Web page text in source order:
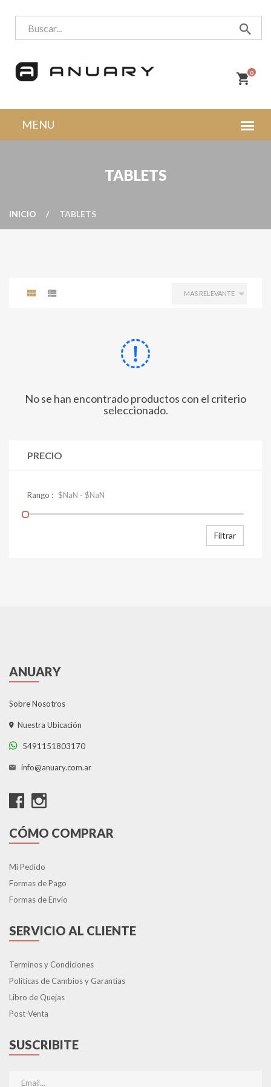
0
TABLETS
INICIO TABLETS
No se han encontrado productos con el criterio
seleccionado.
PRECIO
Filtrar
ANUARY
Sobre Nosotros
Nuestra Ubicación
5491151803170
info@anuary.com.ar
CÓMO COMPRAR
Mi Pedido
Formas de Pago
Formas de Envío
SERVICIO AL CLIENTE
Terminos y Condiciones
Políticas de Cambios y Garantías
Libro de Quejas
Post-Venta
SUSCRIBITE